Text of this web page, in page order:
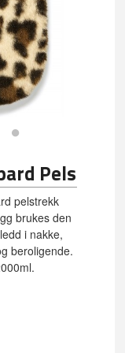
Pels
pelstrekk
brukes den
i nakke,
beroligende.